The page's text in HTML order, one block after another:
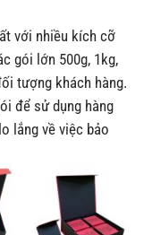
với nhiều kích cỡ
gói lớn 500g, 1kg,
tượng khách hàng.
để sử dụng hàng
lắng về việc bảo